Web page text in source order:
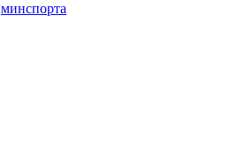
минспорта